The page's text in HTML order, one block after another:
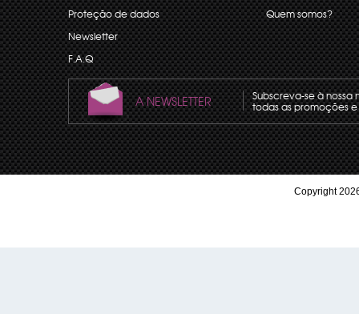
Proteção de dados
Newsletter
F.A.Q
Quem somos?
A NEWSLETTER Subscreva-se à
todas as promoções
Copyright